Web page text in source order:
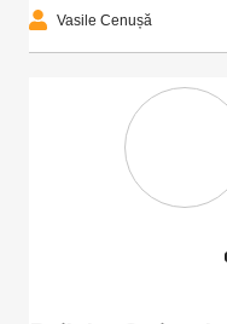
Vasile Cenușă